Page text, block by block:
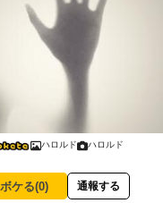
ハロルド ハロルド
ボケる(0) 通報する